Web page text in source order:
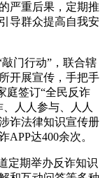
严重后果，定期推
导群众提高自我安
门行动”，联合辖
开展宣传，手把手
庭签订“全民反诈
人人参与、人人
诈法律知识宣传册
APP达400余次。
定期举办反诈知识